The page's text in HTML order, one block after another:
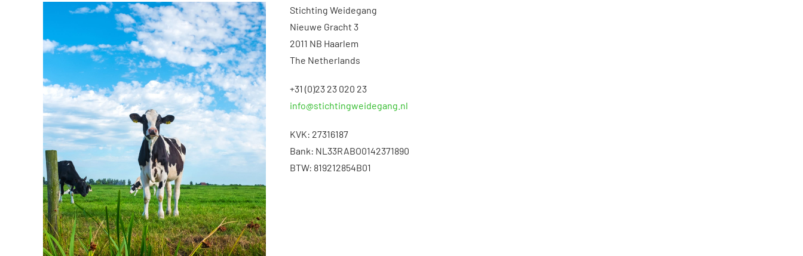
Stichting Weidegang
Nieuwe Gracht 3
2011 NB Haarlem
The Netherlands
+31 (0)23 23 020 23
info@stichtingweidegang.nl
KVK: 27316187
Bank: NL33RABO0142371890
BTW: 819212854B01